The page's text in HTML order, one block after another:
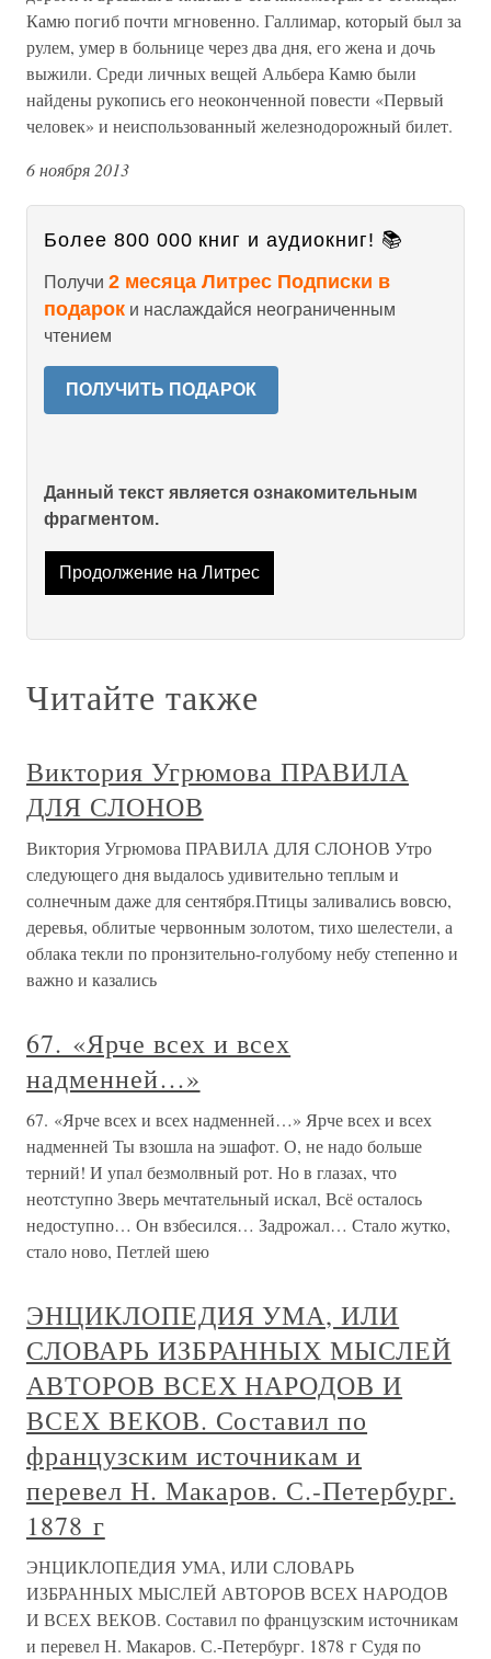
Камю погиб почти мгновенно. Галлимар, который был за
рулем, умер в больнице через два дня, его жена и дочь
выжили. Среди личных вещей Альбера Камю были
найдены рукопись его неоконченной повести «Первый
человек» и неиспользованный железнодорожный билет.
6 ноября 2013
Более 800 000 книг и аудиокниг! 📚
Получи 2 месяца Литрес Подписки в
подарок и наслаждайся неограниченным
чтением
ПОЛУЧИТЬ ПОДАРОК
Данный текст является ознакомительным
фрагментом.
Продолжение на Литрес
Читайте также
Виктория Угрюмова ПРАВИЛА
ДЛЯ СЛОНОВ
Виктория Угрюмова ПРАВИЛА ДЛЯ СЛОНОВ Утро
следующего дня выдалось удивительно теплым и
солнечным даже для сентября.Птицы заливались вовсю,
деревья, облитые червонным золотом, тихо шелестели, а
облака текли по пронзительно-голубому небу степенно и
важно и казались
67. «Ярче всех и всех
надменней…»
67. «Ярче всех и всех надменней…» Ярче всех и всех
надменней Ты взошла на эшафот. О, не надо больше
терний! И упал безмолвный рот. Но в глазах, что
неотступно Зверь мечтательный искал, Всё осталось
недоступно… Он взбесился… Задрожал… Стало жутко,
стало ново, Петлей шею
ЭНЦИКЛОПЕДИЯ УМА, ИЛИ
СЛОВАРЬ ИЗБРАННЫХ МЫСЛЕЙ
АВТОРОВ ВСЕХ НАРОДОВ И
ВСЕХ ВЕКОВ. Составил по
французским источникам и
перевел Н. Макаров. С.-Петербург.
1878 г
ЭНЦИКЛОПЕДИЯ УМА, ИЛИ СЛОВАРЬ
ИЗБРАННЫХ МЫСЛЕЙ АВТОРОВ ВСЕХ НАРОДОВ
И ВСЕХ ВЕКОВ. Составил по французским источникам
и перевел Н. Макаров. С.-Петербург. 1878 г Судя по